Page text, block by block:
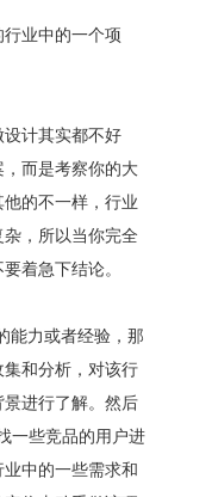
业中的一个项
计其实都不好
而是考察你的大
的不一样，行业
，所以当你完全
着急下结论。
能力或者经验，那
和分析，对该行
进行了解。然后
一些竞品的用户进
中的一些需求和